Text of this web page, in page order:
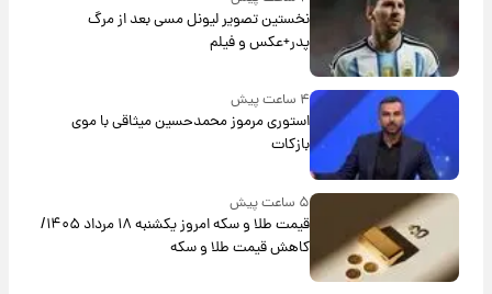
نخستین تصویر لیونل مسی بعد از مرگ
پدر+عکس و فیلم
۴ ساعت پیش
استوری مرموز محمدحسین میثاقی با موی
بازکات
۵ ساعت پیش
قیمت طلا و سکه امروز یکشنبه ۱۸ مرداد ۱۴۰۵/
کاهش قیمت طلا و سکه